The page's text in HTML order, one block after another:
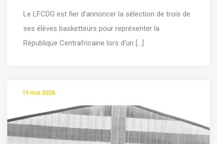
Le LFCDG est fier d’annoncer la sélection de trois de
ses élèves basketteurs pour représenter la
République Centrafricaine lors d’un [...]
19 mai 2026